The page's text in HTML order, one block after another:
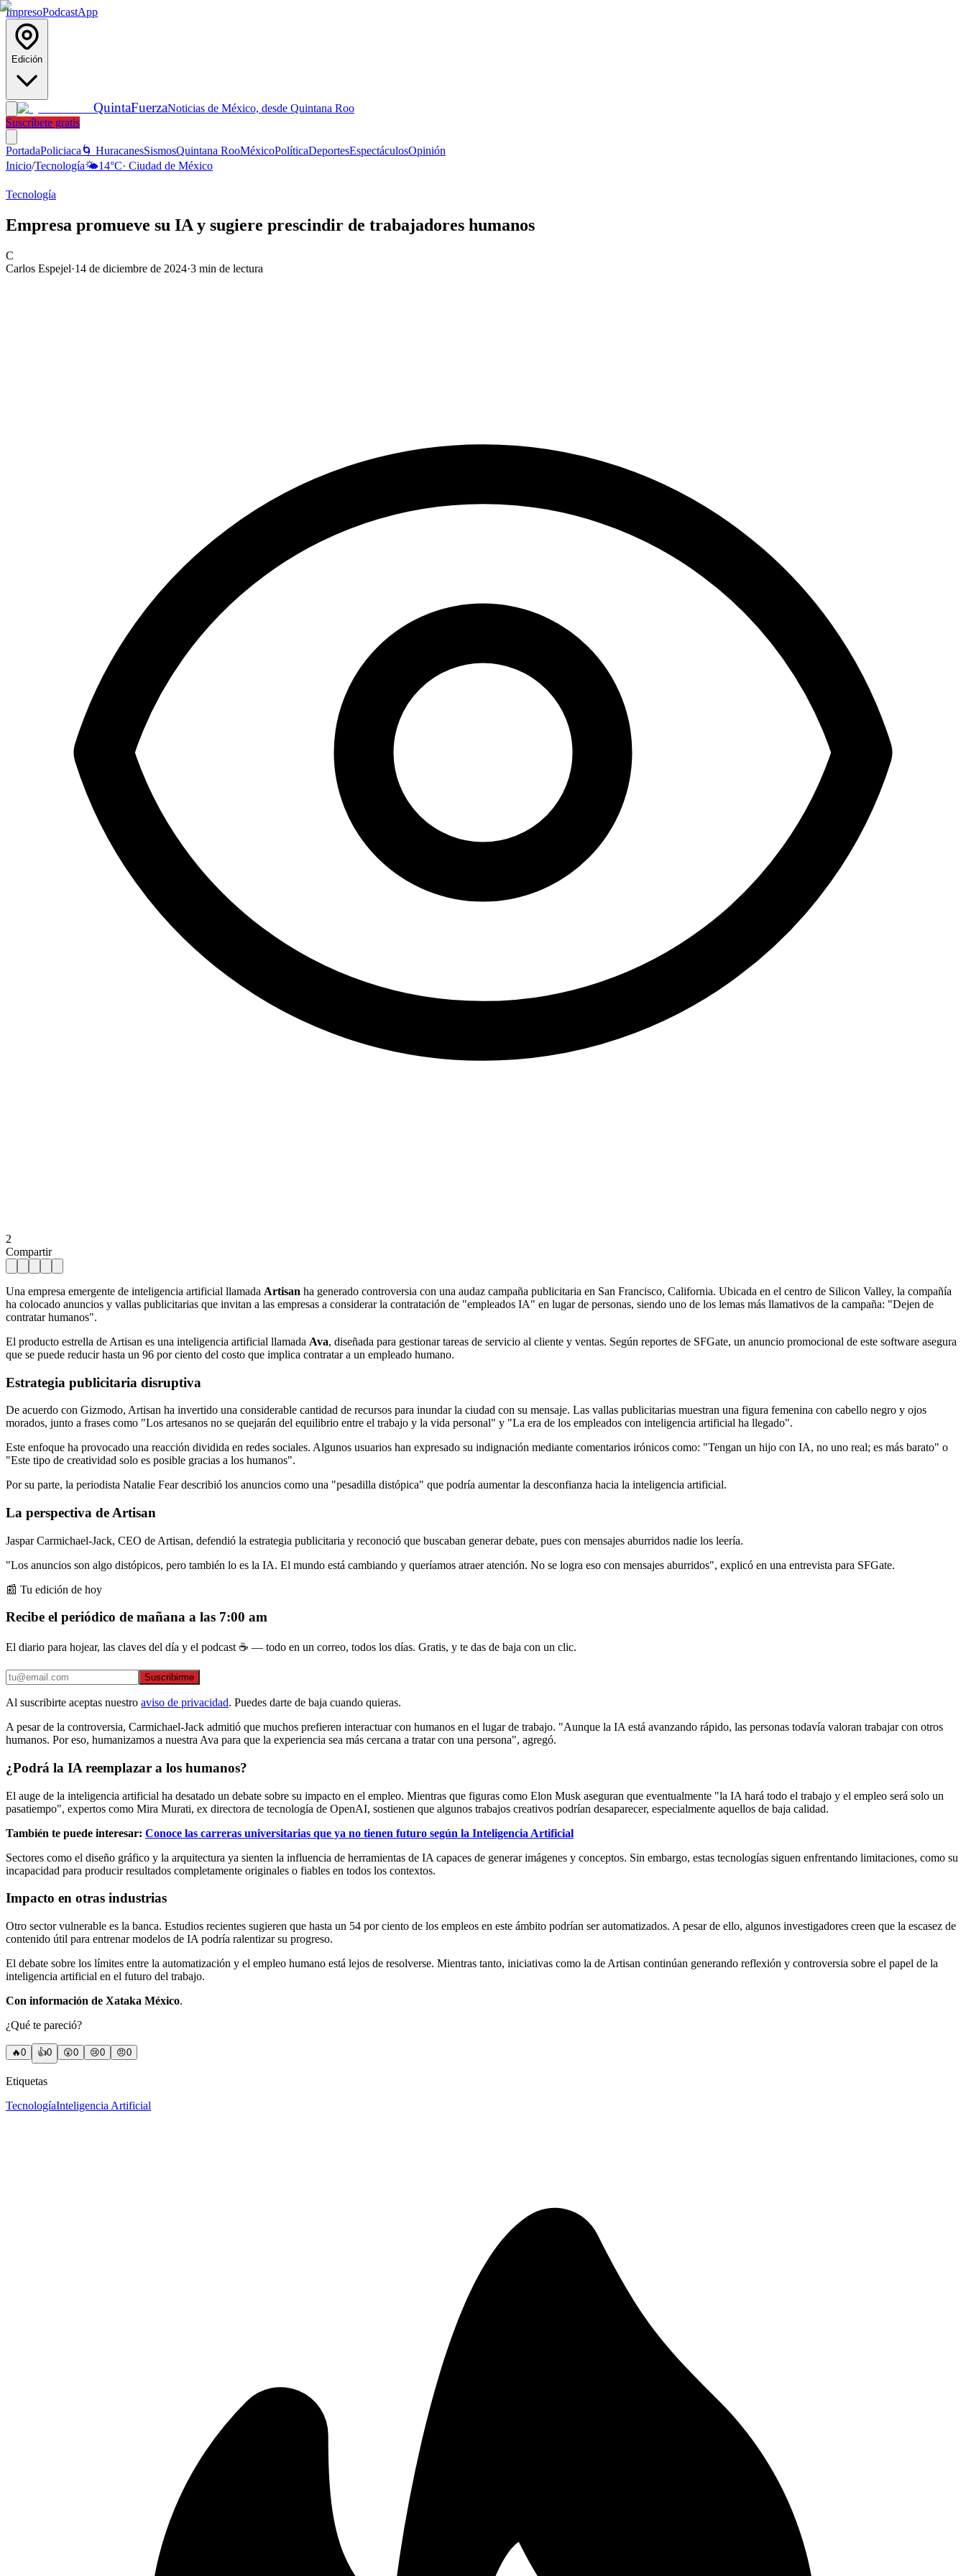
ImpresoPodcastApp
Edición
QuintaFuerzaNoticias de México, desde Quintana Roo
Suscríbete gratis
PortadaPoliciaca 🌀 HuracanesSismosQuintana RooMéxicoPolíticaDeportesEspectáculosOpinión
Inicio/Tecnología🌤️14°C· Ciudad de México
Tecnología
Empresa promueve su IA y sugiere prescindir de trabajadores humanos
C
Carlos Espejel·14 de diciembre de 2024·3 min de lectura
2
Compartir
Una empresa emergente de inteligencia artificial llamada Artisan ha generado controversia con una audaz campaña publicitaria en San Francisco, California. Ubicada en el centro de Silicon Valley, la compañía
ha colocado anuncios y vallas publicitarias que invitan a las empresas a considerar la contratación de "empleados IA" en lugar de personas, siendo uno de los lemas más llamativos de la campaña: "Dejen de
contratar humanos".
El producto estrella de Artisan es una inteligencia artificial llamada Ava, diseñada para gestionar tareas de servicio al cliente y ventas. Según reportes de SFGate, un anuncio promocional de este software asegura
que se puede reducir hasta un 96 por ciento del costo que implica contratar a un empleado humano.
Estrategia publicitaria disruptiva
De acuerdo con Gizmodo, Artisan ha invertido una considerable cantidad de recursos para inundar la ciudad con su mensaje. Las vallas publicitarias muestran una figura femenina con cabello negro y ojos
morados, junto a frases como "Los artesanos no se quejarán del equilibrio entre el trabajo y la vida personal" y "La era de los empleados con inteligencia artificial ha llegado".
Este enfoque ha provocado una reacción dividida en redes sociales. Algunos usuarios han expresado su indignación mediante comentarios irónicos como: "Tengan un hijo con IA, no uno real; es más barato" o
"Este tipo de creatividad solo es posible gracias a los humanos".
Por su parte, la periodista Natalie Fear describió los anuncios como una "pesadilla distópica" que podría aumentar la desconfianza hacia la inteligencia artificial.
La perspectiva de Artisan
Jaspar Carmichael-Jack, CEO de Artisan, defendió la estrategia publicitaria y reconoció que buscaban generar debate, pues con mensajes aburridos nadie los leería.
"Los anuncios son algo distópicos, pero también lo es la IA. El mundo está cambiando y queríamos atraer atención. No se logra eso con mensajes aburridos", explicó en una entrevista para SFGate.
📰 Tu edición de hoy
Recibe el periódico de mañana a las 7:00 am
El diario para hojear, las claves del día y el podcast ☕ — todo en un correo, todos los días. Gratis, y te das de baja con un clic.
Suscribirme
Al suscribirte aceptas nuestro aviso de privacidad. Puedes darte de baja cuando quieras.
A pesar de la controversia, Carmichael-Jack admitió que muchos prefieren interactuar con humanos en el lugar de trabajo. "Aunque la IA está avanzando rápido, las personas todavía valoran trabajar con otros
humanos. Por eso, humanizamos a nuestra Ava para que la experiencia sea más cercana a tratar con una persona", agregó.
¿Podrá la IA reemplazar a los humanos?
El auge de la inteligencia artificial ha desatado un debate sobre su impacto en el empleo. Mientras que figuras como Elon Musk aseguran que eventualmente "la IA hará todo el trabajo y el empleo será solo un
pasatiempo", expertos como Mira Murati, ex directora de tecnología de OpenAI, sostienen que algunos trabajos creativos podrían desaparecer, especialmente aquellos de baja calidad.
También te puede interesar: Conoce las carreras universitarias que ya no tienen futuro según la Inteligencia Artificial
Sectores como el diseño gráfico y la arquitectura ya sienten la influencia de herramientas de IA capaces de generar imágenes y conceptos. Sin embargo, estas tecnologías siguen enfrentando limitaciones, como su
incapacidad para producir resultados completamente originales o fiables en todos los contextos.
Impacto en otras industrias
Otro sector vulnerable es la banca. Estudios recientes sugieren que hasta un 54 por ciento de los empleos en este ámbito podrían ser automatizados. A pesar de ello, algunos investigadores creen que la escasez de
contenido útil para entrenar modelos de IA podría ralentizar su progreso.
El debate sobre los límites entre la automatización y el empleo humano está lejos de resolverse. Mientras tanto, iniciativas como la de Artisan continúan generando reflexión y controversia sobre el papel de la
inteligencia artificial en el futuro del trabajo.
Con información de Xataka México.
¿Qué te pareció?
🔥0 👍0 😲0 😢0 😠0
Etiquetas
TecnologíaInteligencia Artificial